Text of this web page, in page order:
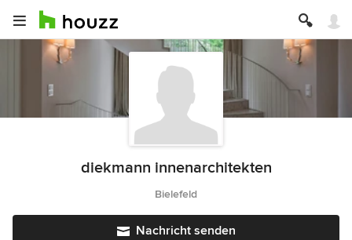
diekmann innenarchitekten
Bielefeld
Nachricht senden